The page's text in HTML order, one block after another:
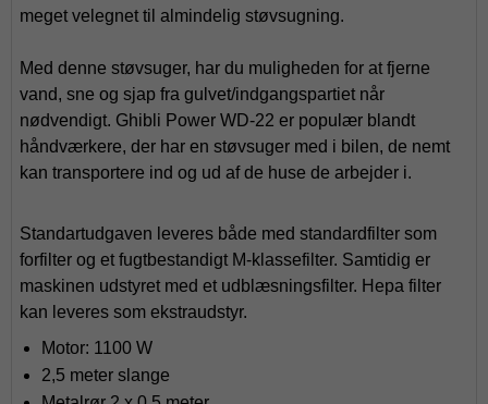
meget velegnet til almindelig støvsugning.
Med denne støvsuger, har du muligheden for at fjerne
vand, sne og sjap fra gulvet/indgangspartiet når
nødvendigt. Ghibli Power WD-22 er populær blandt
håndværkere, der har en støvsuger med i bilen, de nemt
kan transportere ind og ud af de huse de arbejder i.
Standartudgaven leveres både med standardfilter som
forfilter og et fugtbestandigt M-klassefilter. Samtidig er
maskinen udstyret med et udblæsningsfilter. Hepa filter
kan leveres som ekstraudstyr.
Motor: 1100 W
2,5 meter slange